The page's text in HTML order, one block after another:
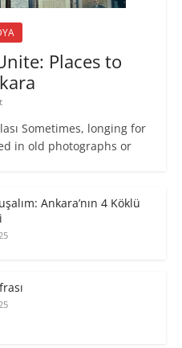
Places to
Sometimes, longing for
in old photographs or
Ankara’nın 4 Köklü